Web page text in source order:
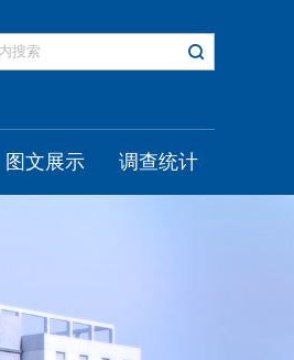
图文展示 调查统计